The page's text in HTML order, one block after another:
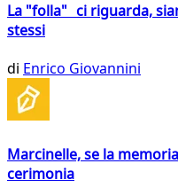
La "folla" ci riguarda,
stessi
di Enrico Giovannini
Marcinelle, se la
cerimonia